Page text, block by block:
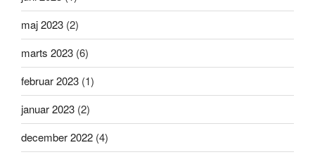
maj 2023 (2)
marts 2023 (6)
februar 2023 (1)
januar 2023 (2)
december 2022 (4)